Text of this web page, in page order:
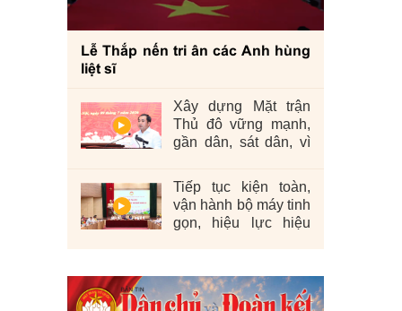
Lễ Thắp nến tri ân các Anh hùng
liệt sĩ
Xây dựng Mặt trận
Thủ đô vững mạnh,
gần dân, sát dân, vì
Tiếp tục kiện toàn,
vận hành bộ máy tinh
gọn, hiệu lực hiệu